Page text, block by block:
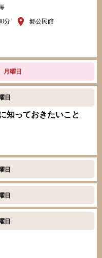
分
郷公民館
月曜日
日
知っておきたいこと
日
日
日